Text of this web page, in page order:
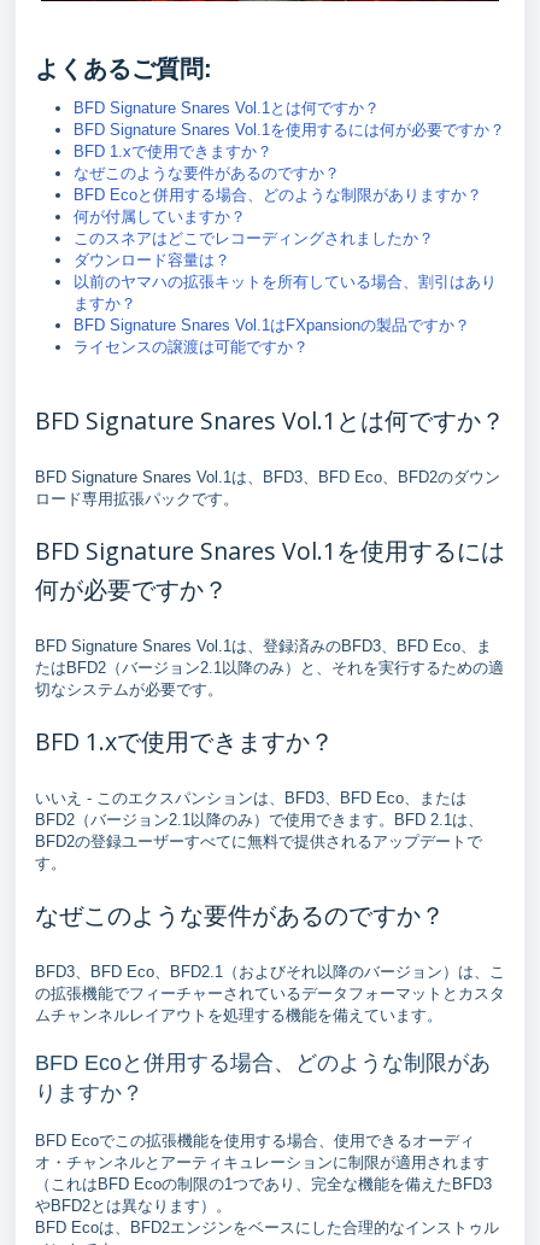
よくあるご質問:
BFD Signature Snares Vol.1とは何ですか？
BFD Signature Snares Vol.1を使用するには何が必要ですか？
BFD 1.xで使用できますか？
なぜこのような要件があるのですか？
BFD Ecoと併用する場合、どのような制限がありますか？
何が付属していますか？
このスネアはどこでレコーディングされましたか？
ダウンロード容量は？
以前のヤマハの拡張キットを所有している場合、割引はあり
ますか？
BFD Signature Snares Vol.1はFXpansionの製品ですか？
ライセンスの譲渡は可能ですか？
BFD Signature Snares Vol.1とは何ですか？
BFD Signature Snares Vol.1は、BFD3、BFD Eco、BFD2のダウン
ロード専用拡張パックです。
BFD Signature Snares Vol.1を使用するには
何が必要ですか？
BFD Signature Snares Vol.1は、登録済みのBFD3、BFD Eco、ま
たはBFD2（バージョン2.1以降のみ）と、それを実行するための適
切なシステムが必要です。
BFD 1.xで使用できますか？
いいえ - このエクスパンションは、BFD3、BFD Eco、または
BFD2（バージョン2.1以降のみ）で使用できます。BFD 2.1は、
BFD2の登録ユーザーすべてに無料で提供されるアップデートで
す。
なぜこのような要件があるのですか？
BFD3、BFD Eco、BFD2.1（およびそれ以降のバージョン）は、こ
の拡張機能でフィーチャーされているデータフォーマットとカスタ
ムチャンネルレイアウトを処理する機能を備えています。
BFD Ecoと併用する場合、どのような制限があ
りますか？
BFD Ecoでこの拡張機能を使用する場合、使用できるオーディ
オ・チャンネルとアーティキュレーションに制限が適用されます
（これはBFD Ecoの制限の1つであり、完全な機能を備えたBFD3
やBFD2とは異なります）。
BFD Ecoは、BFD2エンジンをベースにした合理的なインストゥル